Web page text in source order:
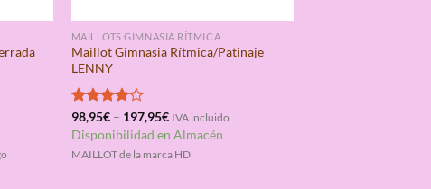
MAILLOTS GIMNASIA RÍTMICA
Maillot Gimnasia Rítmica/Patinaje
LENNY
Valorado
con 4.00
de 5
98,95€– 197,95€ IVA incluido
Disponibilidad en Almacén
MAILLOT de la marca HD